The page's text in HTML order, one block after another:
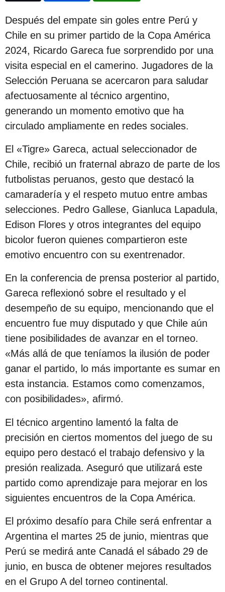
c
i
ó
n
2
a
ñ
o
s
d
e
s
d
e
l
a
u
b
l
i
c
a
c
i
ó
n
n
Después del empate sin goles entre Perú y
Chile en su primer partido de la Copa América
2024, Ricardo Gareca fue sorprendido por una
visita especial en el camerino. Jugadores de la
Selección Peruana se acercaron para saludar
afectuosamente al técnico argentino,
generando un momento emotivo que ha
circulado ampliamente en redes sociales.
El «Tigre» Gareca, actual seleccionador de
Chile, recibió un fraternal abrazo de parte de los
futbolistas peruanos, gesto que destacó la
camaradería y el respeto mutuo entre ambas
selecciones. Pedro Gallese, Gianluca Lapadula,
Edison Flores y otros integrantes del equipo
bicolor fueron quienes compartieron este
emotivo encuentro con su exentrenador.
En la conferencia de prensa posterior al partido,
Gareca reflexionó sobre el resultado y el
desempeño de su equipo, mencionando que el
encuentro fue muy disputado y que Chile aún
tiene posibilidades de avanzar en el torneo.
«Más allá de que teníamos la ilusión de poder
ganar el partido, lo más importante es sumar en
esta instancia. Estamos como comenzamos,
con posibilidades», afirmó.
El técnico argentino lamentó la falta de
precisión en ciertos momentos del juego de su
equipo pero destacó el trabajo defensivo y la
presión realizada. Aseguró que utilizará este
partido como aprendizaje para mejorar en los
siguientes encuentros de la Copa América.
El próximo desafío para Chile será enfrentar a
Argentina el martes 25 de junio, mientras que
Perú se medirá ante Canadá el sábado 29 de
junio, en busca de obtener mejores resultados
en el Grupo A del torneo continental.